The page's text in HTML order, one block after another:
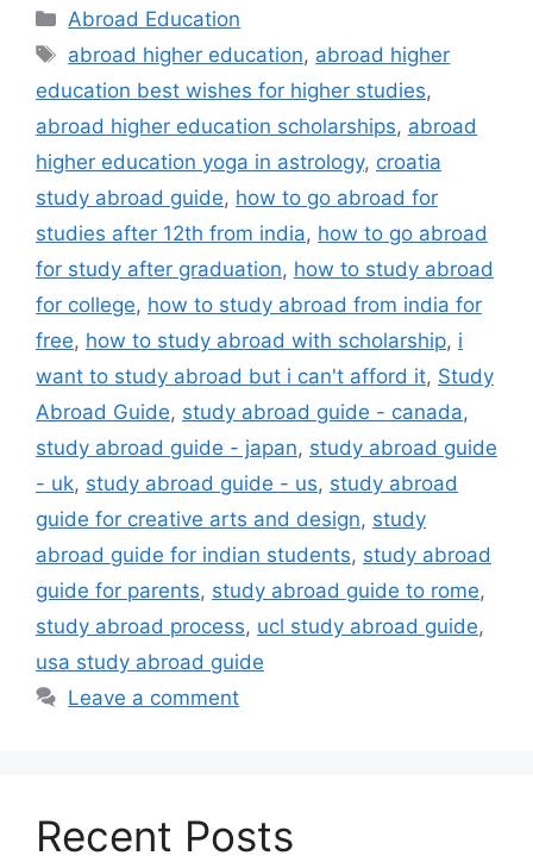
Categories
Abroad Education
Tags
abroad higher education, abroad higher
education best wishes for higher studies,
abroad higher education scholarships, abroad
higher education yoga in astrology, croatia
study abroad guide, how to go abroad for
studies after 12th from india, how to go abroad
for study after graduation, how to study abroad
for college, how to study abroad from india for
free, how to study abroad with scholarship, i
want to study abroad but i can't afford it, Study
Abroad Guide, study abroad guide - canada,
study abroad guide - japan, study abroad guide
- uk, study abroad guide - us, study abroad
guide for creative arts and design, study
abroad guide for indian students, study abroad
guide for parents, study abroad guide to rome,
study abroad process, ucl study abroad guide,
usa study abroad guide
Leave a comment
Recent Posts